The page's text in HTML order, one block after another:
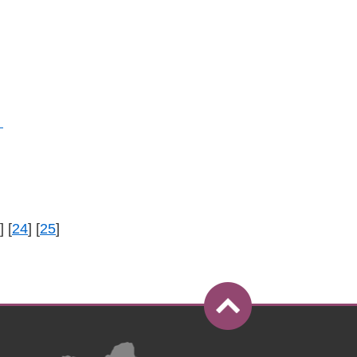
] [24] [25]